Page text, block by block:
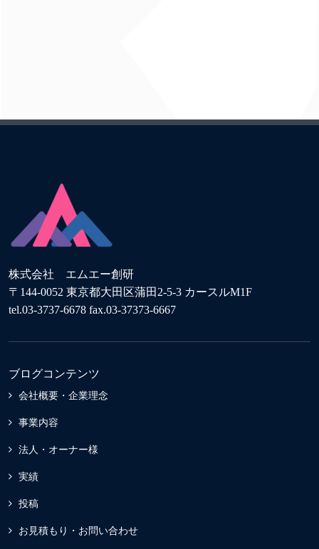
株式会社 エムエー創研
〒144-0052 東京都大田区蒲田2-5-3 カースルM1F
tel.03-3737-6678 fax.03-37373-6667
ブログコンテンツ
会社概要・企業理念
事業内容
法人・オーナー様
実績
投稿
お見積もり・お問い合わせ